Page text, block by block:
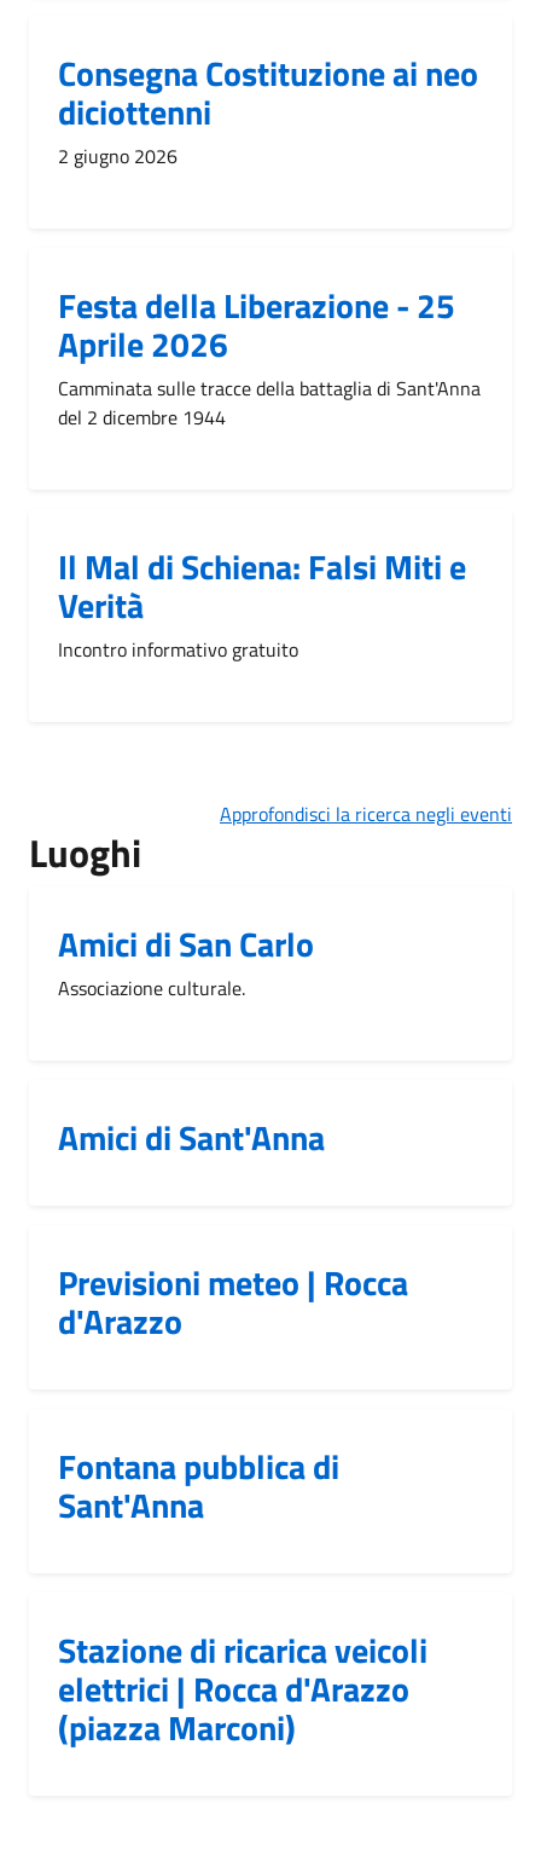
Consegna Costituzione ai neo
diciottenni
2 giugno 2026
Festa della Liberazione - 25
Aprile 2026
Camminata sulle tracce della battaglia di Sant'Anna
del 2 dicembre 1944
Il Mal di Schiena: Falsi Miti e
Verità
Incontro informativo gratuito
Approfondisci la ricerca negli eventi
Luoghi
Amici di San Carlo
Associazione culturale.
Amici di Sant'Anna
Previsioni meteo | Rocca
d'Arazzo
Fontana pubblica di
Sant'Anna
Stazione di ricarica veicoli
elettrici | Rocca d'Arazzo
(piazza Marconi)